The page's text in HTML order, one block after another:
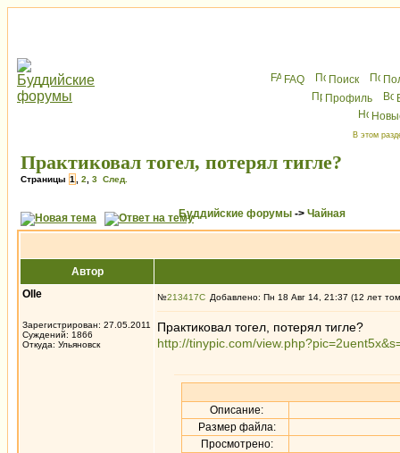
FAQ Поиск
Профиль
В этом
Практиковал тогел, потерял тигле?
Страницы 1 2 3 След.
Буддийские форумы -> Чайная
Автор
Olle
Зарегистрирован: 27.05.2011
Суждений: 1866
Откуда: Ульяновск
№213417 Добавлено: Пн 18 Авг 14, 21:37 (12 лет
Практиковал тогел, потерял тигле?
http://tinypic.com/
Описание:
Размер файла:
Просмотрено: